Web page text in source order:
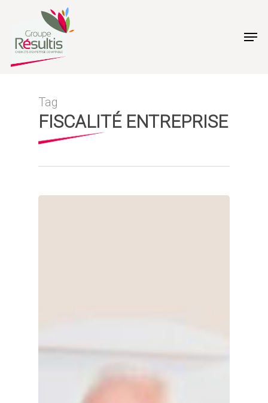
main
Tag
FISCALITÉ ENTREPRISE